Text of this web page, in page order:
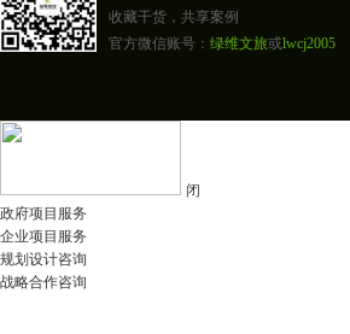
收藏干货，共享案例
官方微信账号： 绿维文旅或lwcj2005
闭
政府项目服务
企业项目服务
规划设计咨询
战略合作咨询